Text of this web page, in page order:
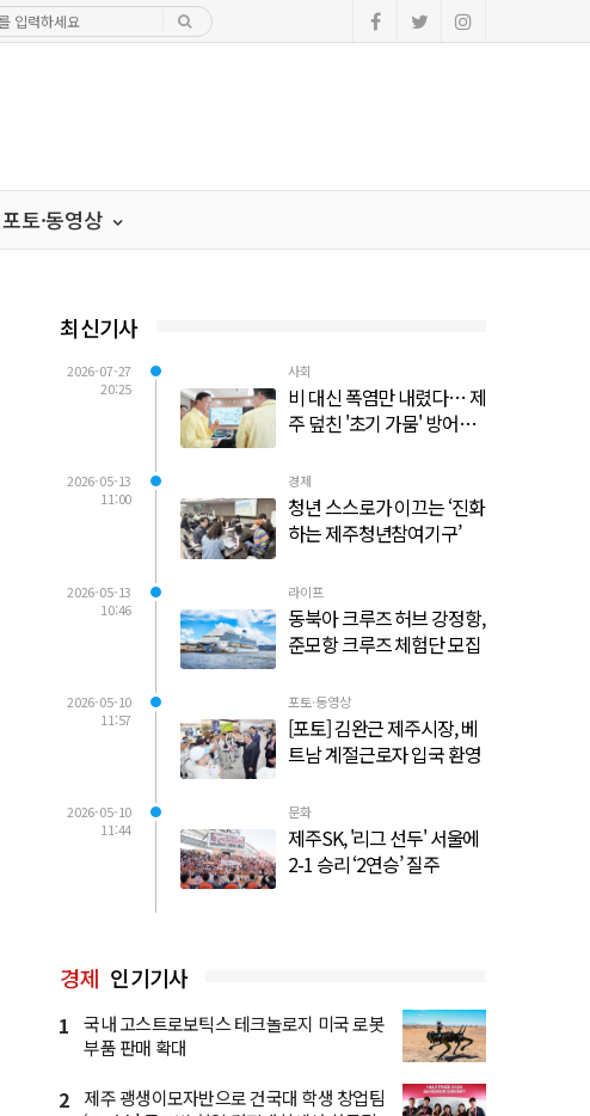
포토·동영상
최신기사
2026-07-27
20:25
사회
비 대신 폭염만 내렸다… 제
주 덮친 '초기 가뭄' 방어선
2026-05-13
11:00
경제
청년 스스로가 이끄는 ‘진화
하는 제주청년참여기구’
2026-05-13
10:46
라이프
동북아 크루즈 허브 강정항,
준모항 크루즈 체험단 모집
2026-05-10
11:57
포토·동영상
[포토] 김완근 제주시장, 베
트남 계절근로자 입국 환영
2026-05-10
11:44
문화
제주SK, '리그 선두' 서울에
2-1 승리 ‘2연승’ 질주
경제 인기기사
1
국내 고스트로보틱스 테크놀로지 미국 로봇
부품 판매 확대
2
제주 괭생이모자반으로 건국대 학생 창업팀